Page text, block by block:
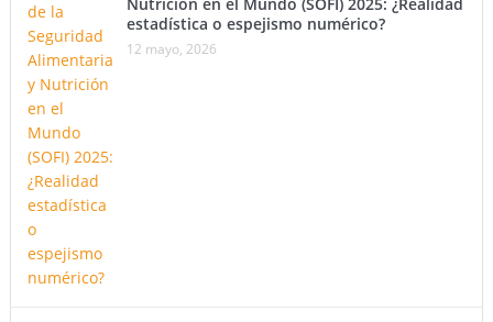
estadística o espejismo numérico?
12 mayo, 2026